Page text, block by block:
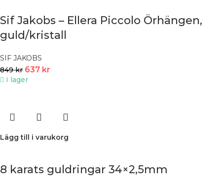
Sif Jakobs – Ellera Piccolo Örhängen,
guld/kristall
SIF JAKOBS
849kr 637 kr
I lager
Lägg till i varukorg
8 karats guldringar 34×2,5mm